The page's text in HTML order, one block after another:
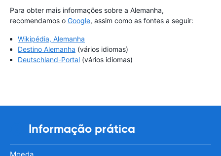
Para obter mais informações sobre a Alemanha,
recomendamos o Google, assim como as fontes a seguir:
Wikipédia, Alemanha
Destino Alemanha (vários idiomas)
Deutschland-Portal (vários idiomas)
Informação prática